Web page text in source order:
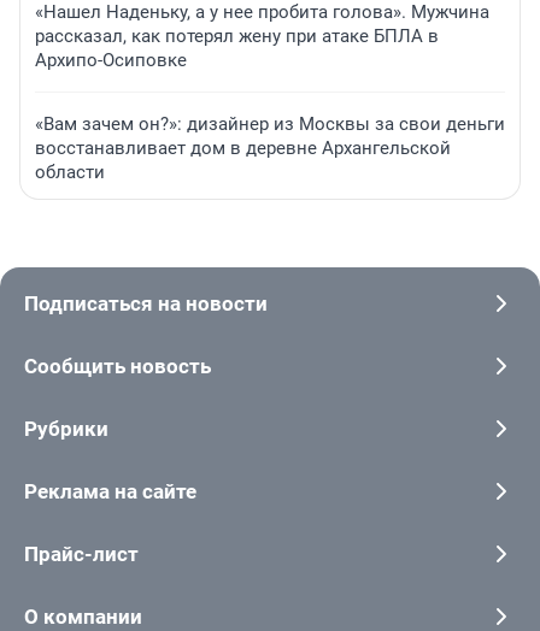
«Нашел Наденьку, а у нее пробита голова». Мужчина
рассказал, как потерял жену при атаке БПЛА в
Архипо-Осиповке
«Вам зачем он?»: дизайнер из Москвы за свои деньги
восстанавливает дом в деревне Архангельской
области
Подписаться на новости
Сообщить новость
Рубрики
Реклама на сайте
Прайс-лист
О компании